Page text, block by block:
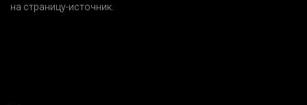
на страницу-источник.